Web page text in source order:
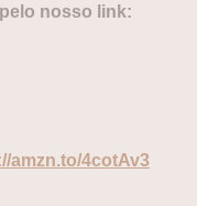
nosso link:
amzn.to/4cotAv3